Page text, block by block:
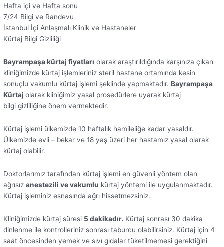
Hafta içi ve Hafta sonu
7/24 Bilgi ve Randevu
İstanbul İçi Anlaşmalı Klinik ve Hastaneler
Kürtaj Bilgi Gizliliği
Bayrampaşa kürtaj fiyatları olarak araştırıldığında karşınıza çıkan
kliniğimizde kürtaj işlemleriniz steril hastane ortamında kesin
sonuçlu vakumlu kürtaj işlemi şeklinde yapmaktadır.Bayrampaşa
Kürtajolarak kliniğimiz yasal prosedürlere uyarak kürtaj
bilgi gizliliğine önem vermektedir.
Kürtaj işlemi ülkemizde 10 haftalık hamileliğe kadar yasaldır.
Ülkemizde evli – bekar ve 18 yaş üzeri her hastamız yasal olarak
kürtaj olabilir.
Doktorlarımız tarafından kürtaj işlemi en güvenli yöntem olan
ağrısızanestezili ve vakumlu kürtaj yöntemi ile uygulanmaktadır.
Kürtaj işleminiz esnasında ağrı hissetmezsiniz.
Kliniğimizde kürtaj süresi 5 dakikadır. Kürtaj sonrası 30 dakika
dinlenme ile kontrolleriniz sonrası taburcu olabilirsiniz. Kürtaj için 4
saat öncesinden yemek ve sıvı gıdalar tüketilmemesi gerektiğini